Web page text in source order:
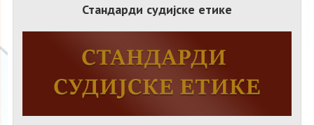
Стандарди судијске етике